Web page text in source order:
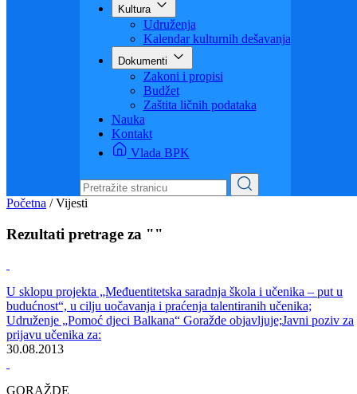
Kultura
Udruženja
Kalendar kulturnih dešavanja
Dokumenti
Zakoni i propisi
Budžet
Zaštita ličnih podataka
Nauka
Kontakt
Vlada BPK
Početna /Vijesti
Rezultati pretrage za ""
U sklopu projekta „Međuentitetska saradnja škola i učenika – put u
budućnost“, u cilju uočavanja i praćenja talentiranih učenika;
Udruženje „Pomoć djeci Balkana“ Goražde objavljuje;Javni poziv za
prijavu učenika za:
30.08.2013
GORAŽDE